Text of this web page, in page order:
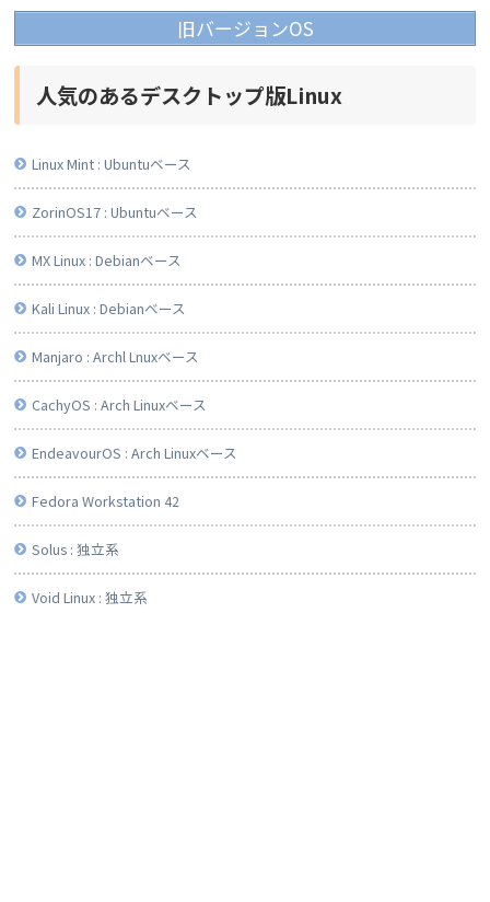
旧バージョンOS
人気のあるデスクトップ版Linux
Linux Mint : Ubuntuベース
ZorinOS17 : Ubuntuベース
MX Linux : Debianベース
Kali Linux : Debianベース
Manjaro : Archl Lnuxベース
CachyOS : Arch Linuxベース
EndeavourOS : Arch Linuxベース
Fedora Workstation 42
Solus : 独立系
Void Linux : 独立系